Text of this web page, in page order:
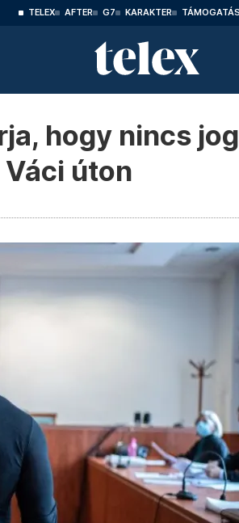
TELEX AFTER G7 KARAKTER TÁMOGATÁS
hogy nincs
úton